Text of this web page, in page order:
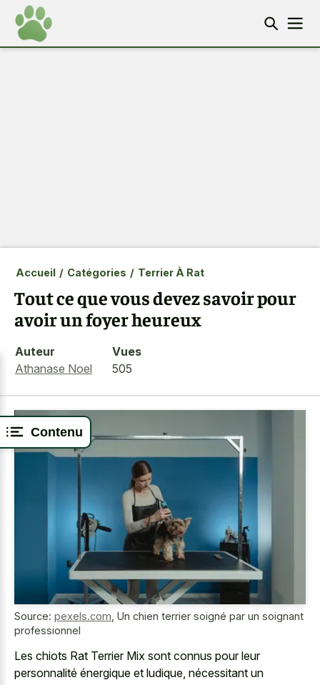
Contenu
Accueil / Catégories / Terrier À Rat
Tout ce que vous devez savoir pour
avoir un foyer heureux
Auteur
Athanase Noel
Vues
505
Source: pexels.com Un chien terrier soigné par un soignant
professionnel
Les chiots Rat Terrier Mix sont connus pour leur
personnalité énergique et ludique, nécessitant un